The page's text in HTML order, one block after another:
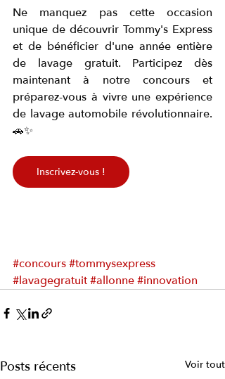
Ne manquez pas cette occasion
unique de découvrir Tommy's Express
et de bénéficier d'une année entière
de lavage gratuit. Participez dès
maintenant à notre concours et
préparez-vous à vivre une expérience
de lavage automobile révolutionnaire.
🚗✨
Inscrivez-vous !
#concours#tommysexpress
#lavagegratuit#allonne#innovation
Posts récents Voir tout